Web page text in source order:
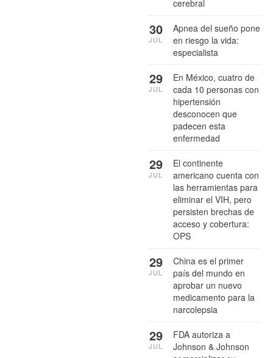
cerebral
Apnea del sueño pone
en riesgo la vida:
especialista
30
JUL
En México, cuatro de
cada 10 personas con
hipertensión
desconocen que
padecen esta
enfermedad
29
JUL
El continente
americano cuenta con
las herramientas para
eliminar el VIH, pero
persisten brechas de
acceso y cobertura:
OPS
29
JUL
China es el primer
país del mundo en
aprobar un nuevo
medicamento para la
narcolepsia
29
JUL
FDA autoriza a
Johnson & Johnson
29
JUL